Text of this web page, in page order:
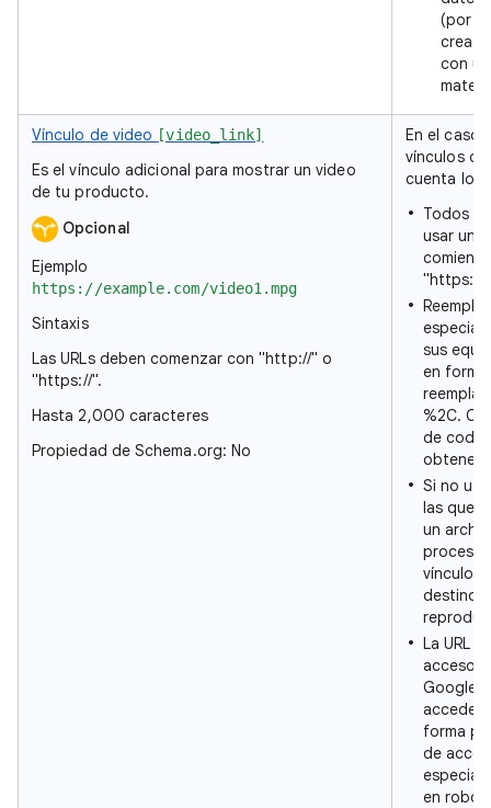
(por
con
Vínculo de video [video_link]
Es el vínculo adicional para mostrar un video
de tu producto.
Opcional
Ejemplo
https://example.com/video1.mpg
Sintaxis
Las URLs deben comenzar con "http://" o
"https://".
Hasta 2,000 caracteres
Propiedad de Schema.org: No
En el caso
vínculos
cuenta lo
Todos
usar una
"https://
sus
en
%2C.
de
obtener
Si no
las que
un
vínculo
destino
La URL
acceso
acceder
forma
de
en